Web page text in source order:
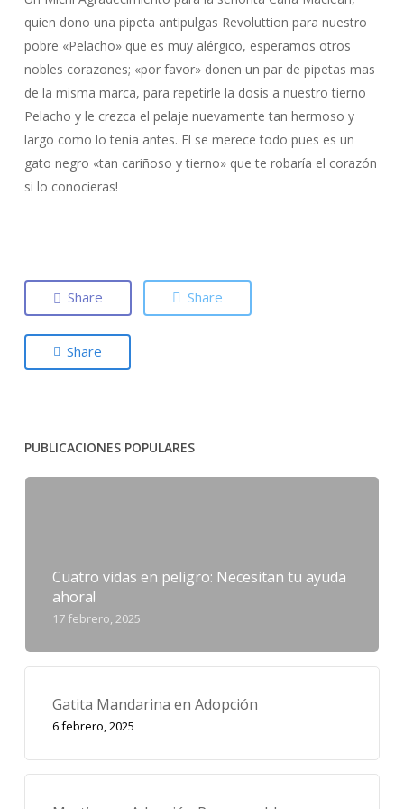
quien dono una pipeta antipulgas Revoluttion para nuestro
pobre «Pelacho» que es muy alérgico, esperamos otros
nobles corazones; «por favor» donen un par de pipetas mas
de la misma marca, para repetirle la dosis a nuestro tierno
Pelacho y le crezca el pelaje nuevamente tan hermoso y
largo como lo tenia antes. El se merece todo pues es un
gato negro «tan cariñoso y tierno» que te robaría el corazón
si lo conocieras!
Share Share
Share
PUBLICACIONES POPULARES
Cuatro vidas en peligro: Necesitan tu ayuda
ahora!
17 febrero, 2025
Gatita Mandarina en Adopción
6 febrero, 2025